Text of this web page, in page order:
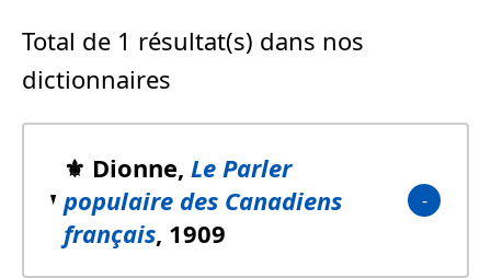
Total de 1 résultat(s) dans nos
dictionnaires
⚜️ Dionne, Le Parler
populaire des Canadiens
français, 1909